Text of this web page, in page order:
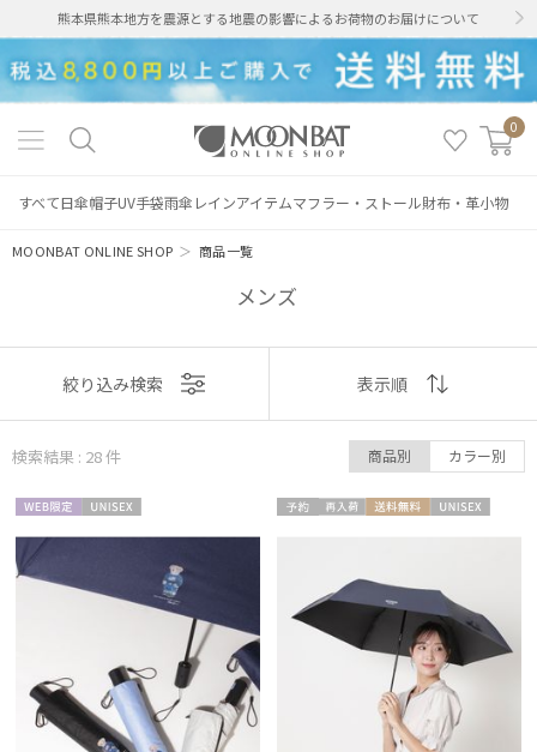
熊本県熊本地方を震源とする地震の影響によるお荷物のお届けについて
0
すべて日傘帽子UV手袋雨傘 レインアイテムマフラー・ストール財布・革小物
MOONBAT ONLINE SHOP ＞商品一覧
メンズ
表示
おすすめ
価格の高い
人気順
絞り込み検索 表示順
検索結果 : 28件 商品別 カラー別
定